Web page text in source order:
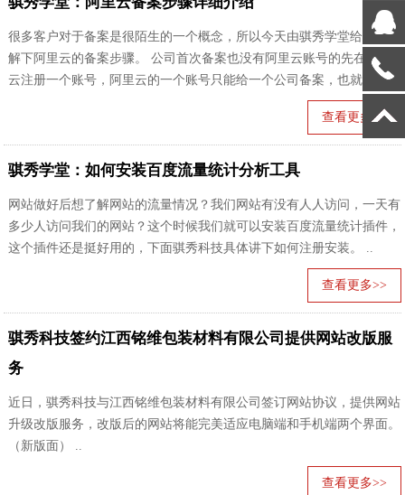
很多客户对于备案是很陌生的一个概念，所以今天由骐秀学堂给大家讲
解下阿里云的备案步骤。 公司首次备案也没有阿里云账号的先在阿里
云注册一个账号，阿里云的一个账号只能给一个公司备案，也就是..
查看更多>>
骐秀学堂：如何安装百度流量统计分析工具
网站做好后想了解网站的流量情况？我们网站有没有人人访问，一天有
多少人访问我们的网站？这个时候我们就可以安装百度流量统计插件，
这个插件还是挺好用的，下面骐秀科技具体讲下如何注册安装。 ..
查看更多>>
骐秀科技签约江西铭维包装材料有限公司提供网站改版服
务
近日，骐秀科技与江西铭维包装材料有限公司签订网站协议，提供网站
升级改版服务，改版后的网站将能完美适应电脑端和手机端两个界面。
（新版面） ..
查看更多>>